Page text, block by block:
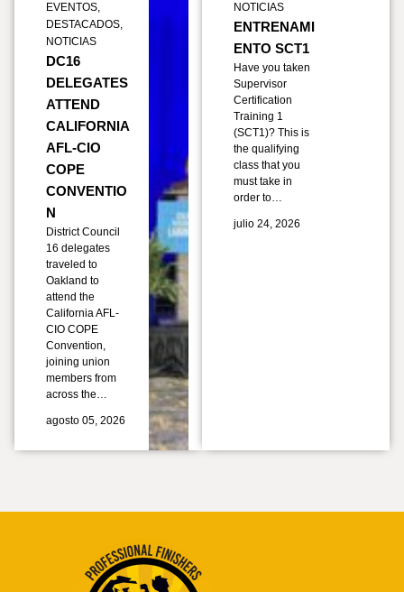
EVENTOS,
DESTACADOS,
NOTICIAS
DC16
DELEGATES
ATTEND
CALIFORNIA
AFL-CIO
COPE
CONVENTIO
N
District Council
16 delegates
traveled to
Oakland to
attend the
California AFL-
CIO COPE
Convention,
joining union
members from
across the…
agosto 05, 2026
NOTICIAS
ENTRENAMI
ENTO SCT1
Have you taken
Supervisor
Certification
Training 1
(SCT1)? This is
the qualifying
class that you
must take in
order to…
julio 24, 2026